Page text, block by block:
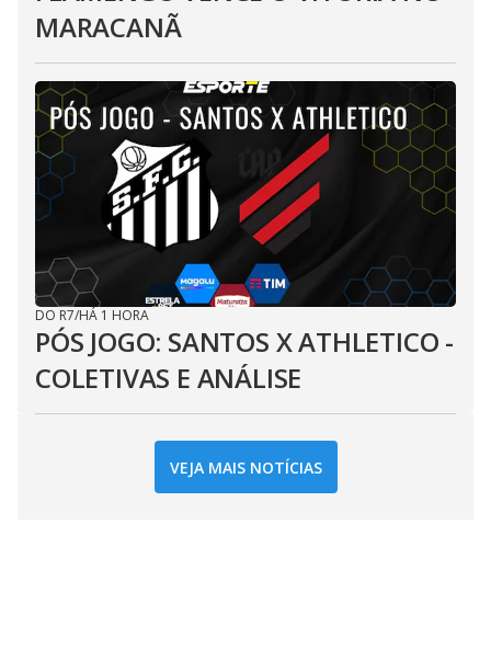
MARACANÃ
DO R7/HÁ 1 HORA
PÓS JOGO: SANTOS X ATHLETICO -
COLETIVAS E ANÁLISE
VEJA MAIS NOTÍCIAS